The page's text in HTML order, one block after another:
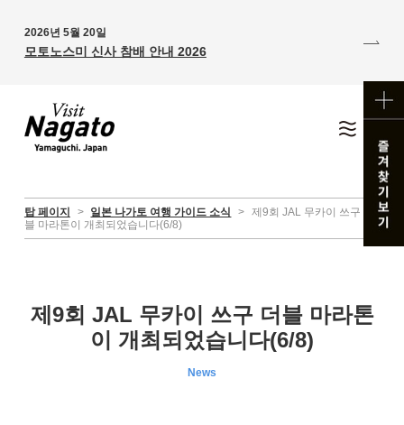
2026년 5월 20일
모토노스미 신사 참배 안내 2026
탑 페이지 > 일본 나가토 여행 가이드 소식 > 제9회 JAL 무카이 쓰구 더
블 마라톤이 개최되었습니다(6/8)
제9회 JAL 무카이 쓰구 더블 마라톤
이 개최되었습니다(6/8)
News